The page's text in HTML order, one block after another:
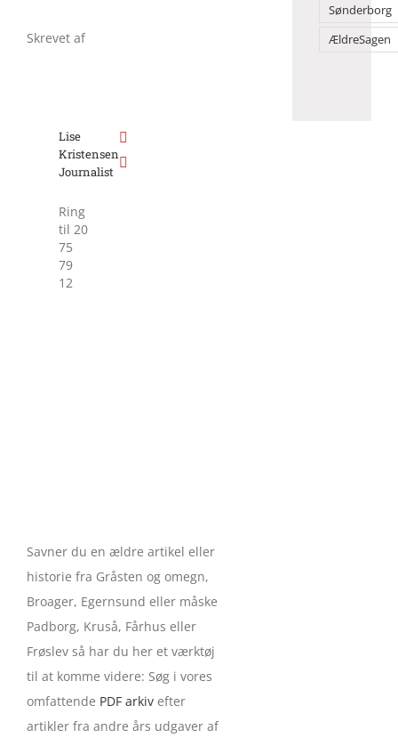
Skrevet af
Lise
Kristensen
Journalist
Ring
til 20
75
79
12
Savner du en ældre artikel eller
historie fra Gråsten og omegn,
Broager, Egernsund eller måske
Padborg, Kruså, Fårhus eller
Frøslev så har du her et værktøj
til at komme videre: Søg i vores
omfattende PDF arkiv efter
artikler fra andre års udgaver af
Sønderborg
ÆldreSagen